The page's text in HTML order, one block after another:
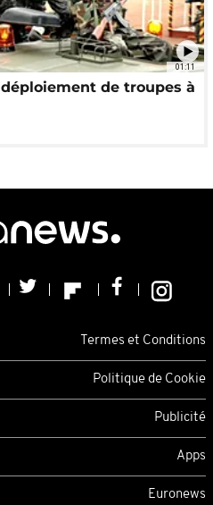
01:11
de troupes à
Termes et Conditions
Politique de Cookie
Publicité
Apps
Euronews